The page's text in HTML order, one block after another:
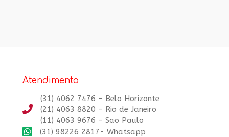
Atendimento
(31) 4062 7476 - Belo Horizonte
(21) 4063 8820 - Rio de Janeiro
(11) 4063 9676 - Sao Paulo
(31) 98226 2817- Whatsapp